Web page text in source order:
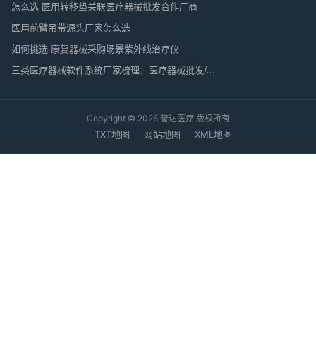
怎么选 医用转移垫关联医疗器械批发合作厂商
医用前臂吊带源头厂家怎么选
如何挑选 康复器械采购场景紫外线治疗仪
三类医疗器械软件系统厂家梳理：医疗器械批发/...
Copyright © 2026 誉达医疗 版权所有
TXT地图 网站地图 XML地图